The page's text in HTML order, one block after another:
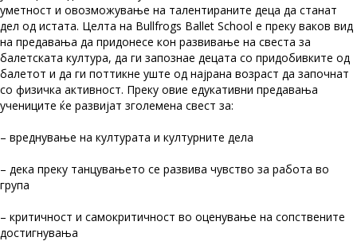
уметност и овозможување на талентираните деца да станат
дел од истата. Целта на Bullfrogs Ballet School e преку ваков вид
на предавања да придонесе кон развивање на свеста за
балетската култура, да ги запознае децата со придобивките од
балетот и да ги поттикне уште од најрана возраст да започнат
со физичка активност. Преку овие едукативни предавања
учениците ќе развијат зголемена свест за:
– вреднување на културата и културните дела
– дека преку танцувањето се развива чувство за работа во
група
– критичност и самокритичност во оценување на сопствените
достигнувања